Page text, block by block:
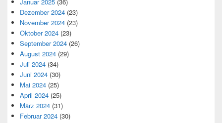
Dezember 2024 (23)
November 2024 (23)
Oktober 2024 (23)
September 2024 (26)
August 2024 (29)
Juli 2024 (34)
Juni 2024 (30)
Mai 2024 (25)
April 2024 (25)
März 2024 (31)
Februar 2024 (30)